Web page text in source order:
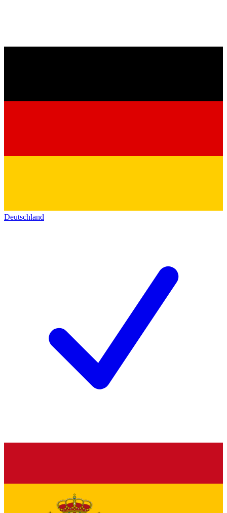
Deutschland